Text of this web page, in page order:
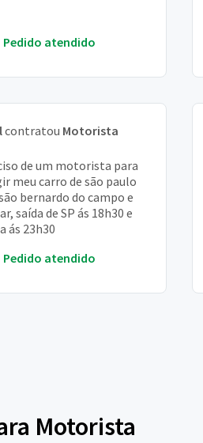
Pedido atendido
contratou Motorista
de um motorista para
meu carro de são paulo
bernardo do campo e
saída de SP ás 18h30 e
ás 23h30
Pedido atendido
Motorista